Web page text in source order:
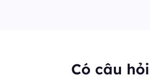
Có câu